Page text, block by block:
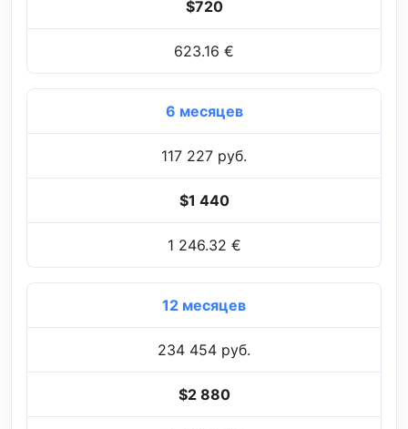
$720
623.16 €
6 месяцев
117 227 руб.
$1 440
1 246.32 €
12 месяцев
234 454 руб.
$2 880